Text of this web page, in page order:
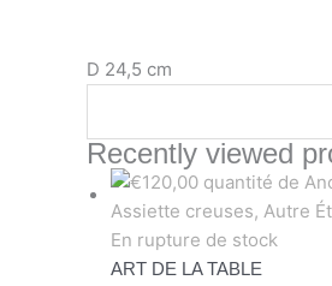
D 24,5 cm
Recently viewed
En rupture de stock
ART DE LA TABLE